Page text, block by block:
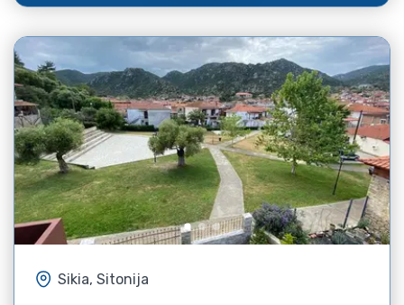
Sikia, Sitonija